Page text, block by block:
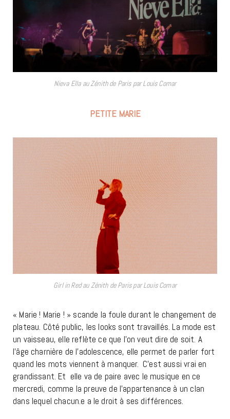
Nieva Ella au Zénith de Paris par Louis Comar
PETITE MARIE
Girl in Red au Zénith de Paris par Louis Comar
« Marie ! Marie ! » scande la foule durant le changement de
plateau. Côté public, les looks sont travaillés. La mode est
un vaisseau, elle reflète ce que l’on veut dire de soit. A
l’âge charnière de l’adolescence, elle permet de parler fort
quand les mots viennent à manquer. C’est aussi vrai en
grandissant. Et elle va de paire avec le musique en ce
mercredi, comme la preuve de l’appartenance à un clan
dans lequel chacun.e a le droit à ses différences.